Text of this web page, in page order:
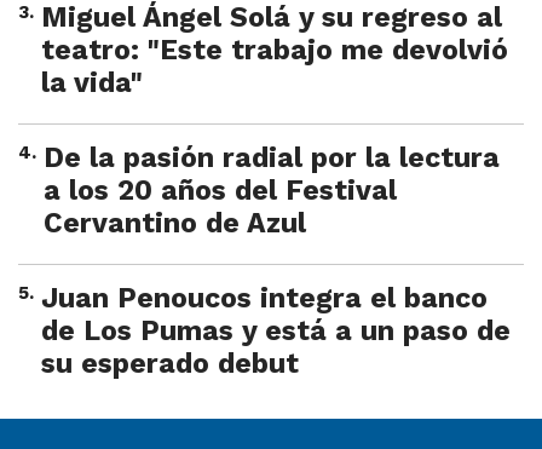
3. Miguel Ángel Solá y su regreso al
teatro: "Este trabajo me devolvió
la vida"
4. De la pasión radial por la lectura
a los 20 años del Festival
Cervantino de Azul
5. Juan Penoucos integra el banco
de Los Pumas y está a un paso de
su esperado debut